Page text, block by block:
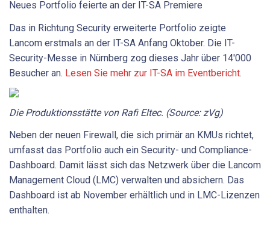
Neues Portfolio feierte an der IT-SA Premiere
Das in Richtung Security erweiterte Portfolio zeigte
Lancom erstmals an der IT-SA Anfang Oktober. Die IT-
Security-Messe in Nürnberg zog dieses Jahr über 14'000
Besucher an. Lesen Sie mehr zur IT-SA im Eventbericht.
Die Produktionsstätte von Rafi Eltec. (Source: zVg)
Neben der neuen Firewall, die sich primär an KMUs richtet,
umfasst das Portfolio auch ein Security- und Compliance-
Dashboard. Damit lässt sich das Netzwerk über die Lancom
Management Cloud (LMC) verwalten und absichern. Das
Dashboard ist ab November erhältlich und in LMC-Lizenzen
enthalten.